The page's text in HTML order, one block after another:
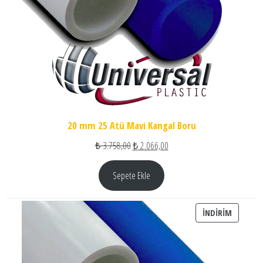
20 mm 25 Atü Mavi Kangal Boru
₺3.758,00Orijinal fiyat: ₺ 3.758,00.
₺2.066,00Şu andaki fiyat: ₺ 2.066,00.
Sepete Ekle
İNDIRIM